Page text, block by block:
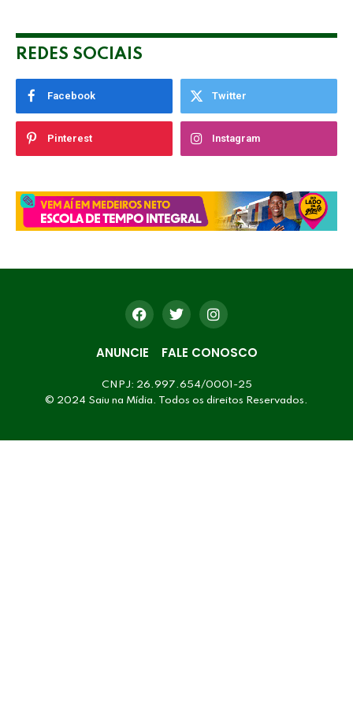
REDES SOCIAIS
Facebook Twitter
Pinterest Instagram
ANUNCIE FALE CONOSCO
CNPJ: 26.997.654/0001-25
© 2024 Saiu na Mídia. Todos os direitos Reservados.